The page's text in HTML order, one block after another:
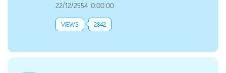
22/12/2554 0:00:00
VIEWS 2842